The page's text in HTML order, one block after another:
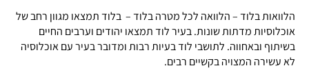
הלוואות בלוד – הלוואה לכל מטרה בלוד – בלוד תמצאו מגוון רחב של
אוכלוסיות מדתות שונות. בעיר לוד תמצאו יהודים וערבים החיים
בשיתוף ובאחווה. לתושבי לוד בעיות רבות ומדובר בעיר עם אוכלוסיה
לא עשירה המצויה בקשיים רבים.